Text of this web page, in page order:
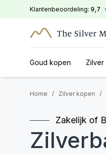
Klantenbeoordeling: 9,7
Goud kopen
Home / Zilver kopen /
Zakelijk of